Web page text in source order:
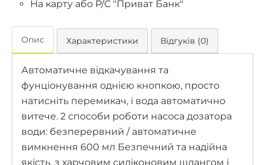
На карту або Р/С "Приват Банк"
Опис Характеристики Відгуків (0)
Автоматичне відкачування та
фунціонування однією кнопкою, просто
натисніть перемикач, і вода автоматично
витече. 2 способи роботи насоса дозатора
води: безперервний / автоматичне
вимкнення 600 мл Безпечний та надійна
якість, з харчовим силіконовим шлангом і